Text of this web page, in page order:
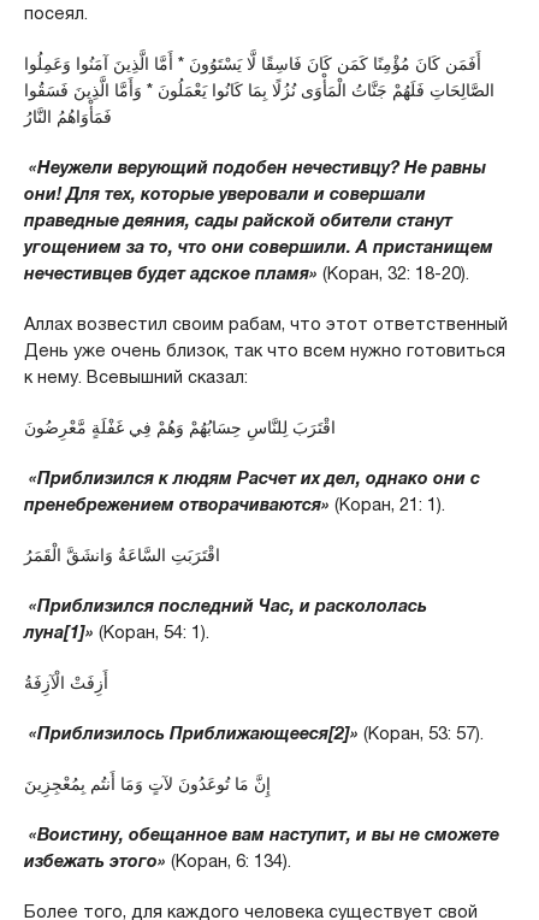
посеял.
أَفَمَن كَانَ مُؤْمِنًا كَمَن كَانَ فَاسِقًا لَّا يَسْتَوُونَ * أَمَّا الَّذِينَ آمَنُوا وَعَمِلُوا
الصَّالِحَاتِ فَلَهُمْ جَنَّاتُ الْمَأْوَى نُزُلًا بِمَا كَانُوا يَعْمَلُونَ * وَأَمَّا الَّذِينَ فَسَقُوا
فَمَأْوَاهُمُ النَّارُ
«Неужели верующий подобен нечестивцу? Не равны
они! Для тех, которые уверовали и совершали
праведные деяния, сады райской обители станут
угощением за то, что они совершили. А пристанищем
нечестивцев будет адское пламя» (Коран, 32: 18-20).
Аллах возвестил своим рабам, что этот ответственный
День уже очень близок, так что всем нужно готовиться
к нему. Всевышний сказал:
اقْتَرَبَ لِلنَّاسِ حِسَابُهُمْ وَهُمْ فِي غَفْلَةٍ مَّعْرِضُونَ
«Приблизился к людям Расчет их дел, однако они с
пренебрежением отворачиваются» (Коран, 21: 1).
اقْتَرَبَتِ السَّاعَةُ وَانشَقَّ الْقَمَرُ
«Приблизился последний Час, и раскололась
луна[1]» (Коран, 54: 1).
أَزِفَتْ الْآزِفَةُ
«Приблизилось Приближающееся[2]» (Коран, 53: 57).
إِنَّ مَا تُوعَدُونَ لآتٍ وَمَا أَنتُم بِمُعْجِزِينَ
«Воистину, обещанное вам наступит, и вы не сможете
избежать этого» (Коран, 6: 134).
Более того, для каждого человека существует свой